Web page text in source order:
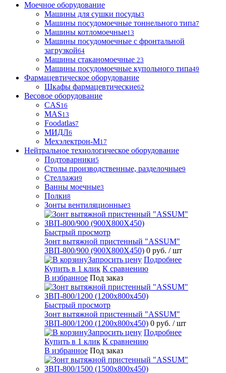
Моечное оборудование
Машины для сушки посуды3
Машины посудомоечные тоннельного типа7
Машины котломоечные13
Машины посудомоечные с фронтальной
загрузкой64
Машины стаканомоечные 23
Машины посудомоечные купольного типа49
Фармацевтическое оборудование
Шкафы фармацевтические62
Весовое оборудование
CAS16
MAS13
Foodatlas7
МИДЛ6
Мехэлектрон-М17
Нейтральное технологическое оборудование
Подтоварники5
Столы производственные, разделочные9
Стеллажи9
Ванны моечные3
Полки8
Зонты вентиляционные3
Быстрый просмотр
Зонт вытяжной пристенный "ASSUM"
ЗВП-800/900 (900Х800Х450) 0 руб. / шт
Запросить цену Подробнее
Купить в 1 клик К сравнению
В избранное Под заказ
Быстрый просмотр
Зонт вытяжной пристенный "ASSUM"
ЗВП-800/1200 (1200х800х450) 0 руб. / шт
Запросить цену Подробнее
Купить в 1 клик К сравнению
В избранное Под заказ